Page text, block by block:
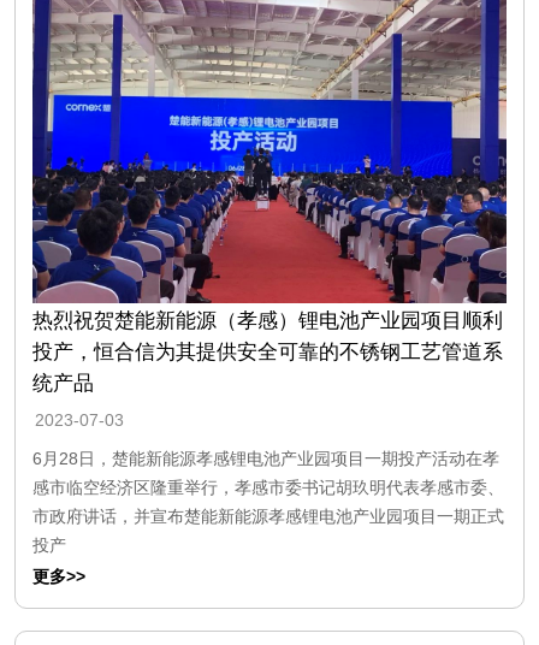
热烈祝贺楚能新能源（孝感）锂电池产业园项目顺利
投产，恒合信为其提供安全可靠的不锈钢工艺管道系
统产品
2023-07-03
6月28日，楚能新能源孝感锂电池产业园项目一期投产活动在孝
感市临空经济区隆重举行，孝感市委书记胡玖明代表孝感市委、
市政府讲话，并宣布楚能新能源孝感锂电池产业园项目一期正式
投产
更多>>